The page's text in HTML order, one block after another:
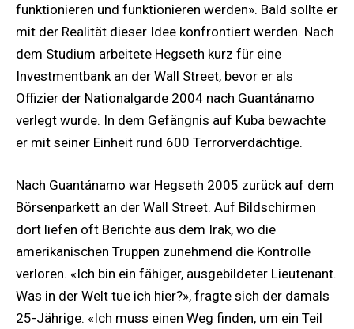
funktionieren und funktionieren werden». Bald sollte er
mit der Realität dieser Idee konfrontiert werden. Nach
dem Studium arbeitete Hegseth kurz für eine
Investmentbank an der Wall Street, bevor er als
Offizier der Nationalgarde 2004 nach Guantánamo
verlegt wurde. In dem Gefängnis auf Kuba bewachte
er mit seiner Einheit rund 600 Terrorverdächtige.
Nach Guantánamo war Hegseth 2005 zurück auf dem
Börsenparkett an der Wall Street. Auf Bildschirmen
dort liefen oft Berichte aus dem Irak, wo die
amerikanischen Truppen zunehmend die Kontrolle
verloren. «Ich bin ein fähiger, ausgebildeter Lieutenant.
Was in der Welt tue ich hier?», fragte sich der damals
25-Jährige. «Ich muss einen Weg finden, um ein Teil